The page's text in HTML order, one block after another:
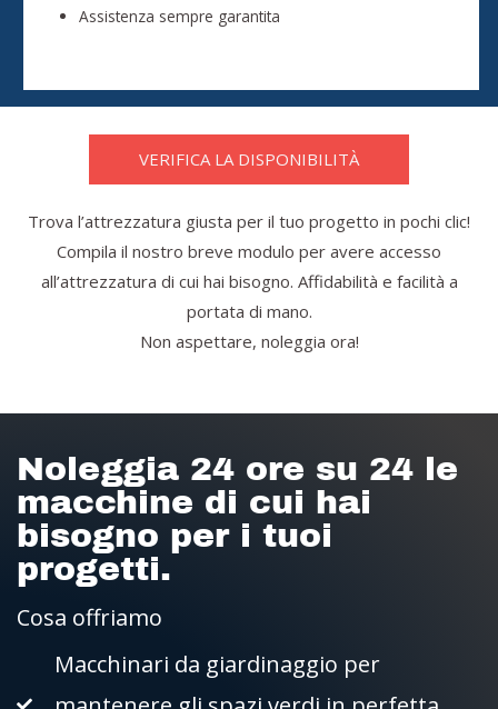
Assistenza sempre garantita
VERIFICA LA DISPONIBILITÀ
Trova l’attrezzatura giusta per il tuo progetto in pochi clic!
Compila il nostro breve modulo per avere accesso
all’attrezzatura di cui hai bisogno. Affidabilità e facilità a
portata di mano.
Non aspettare, noleggia ora!
Noleggia 24 ore su 24 le
macchine di cui hai
bisogno per i tuoi
progetti.
Cosa offriamo
Macchinari da giardinaggio per